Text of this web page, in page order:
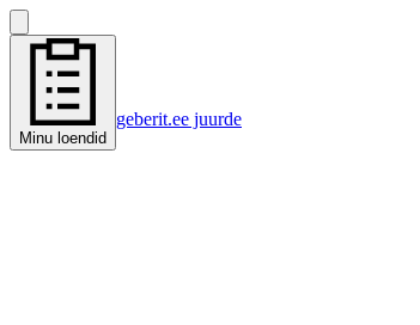
Minu loendid
geberit.ee juurde